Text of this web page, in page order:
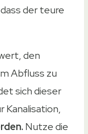
der teure
den
Abfluss zu
sich dieser
Kanalisation,
Nutze die